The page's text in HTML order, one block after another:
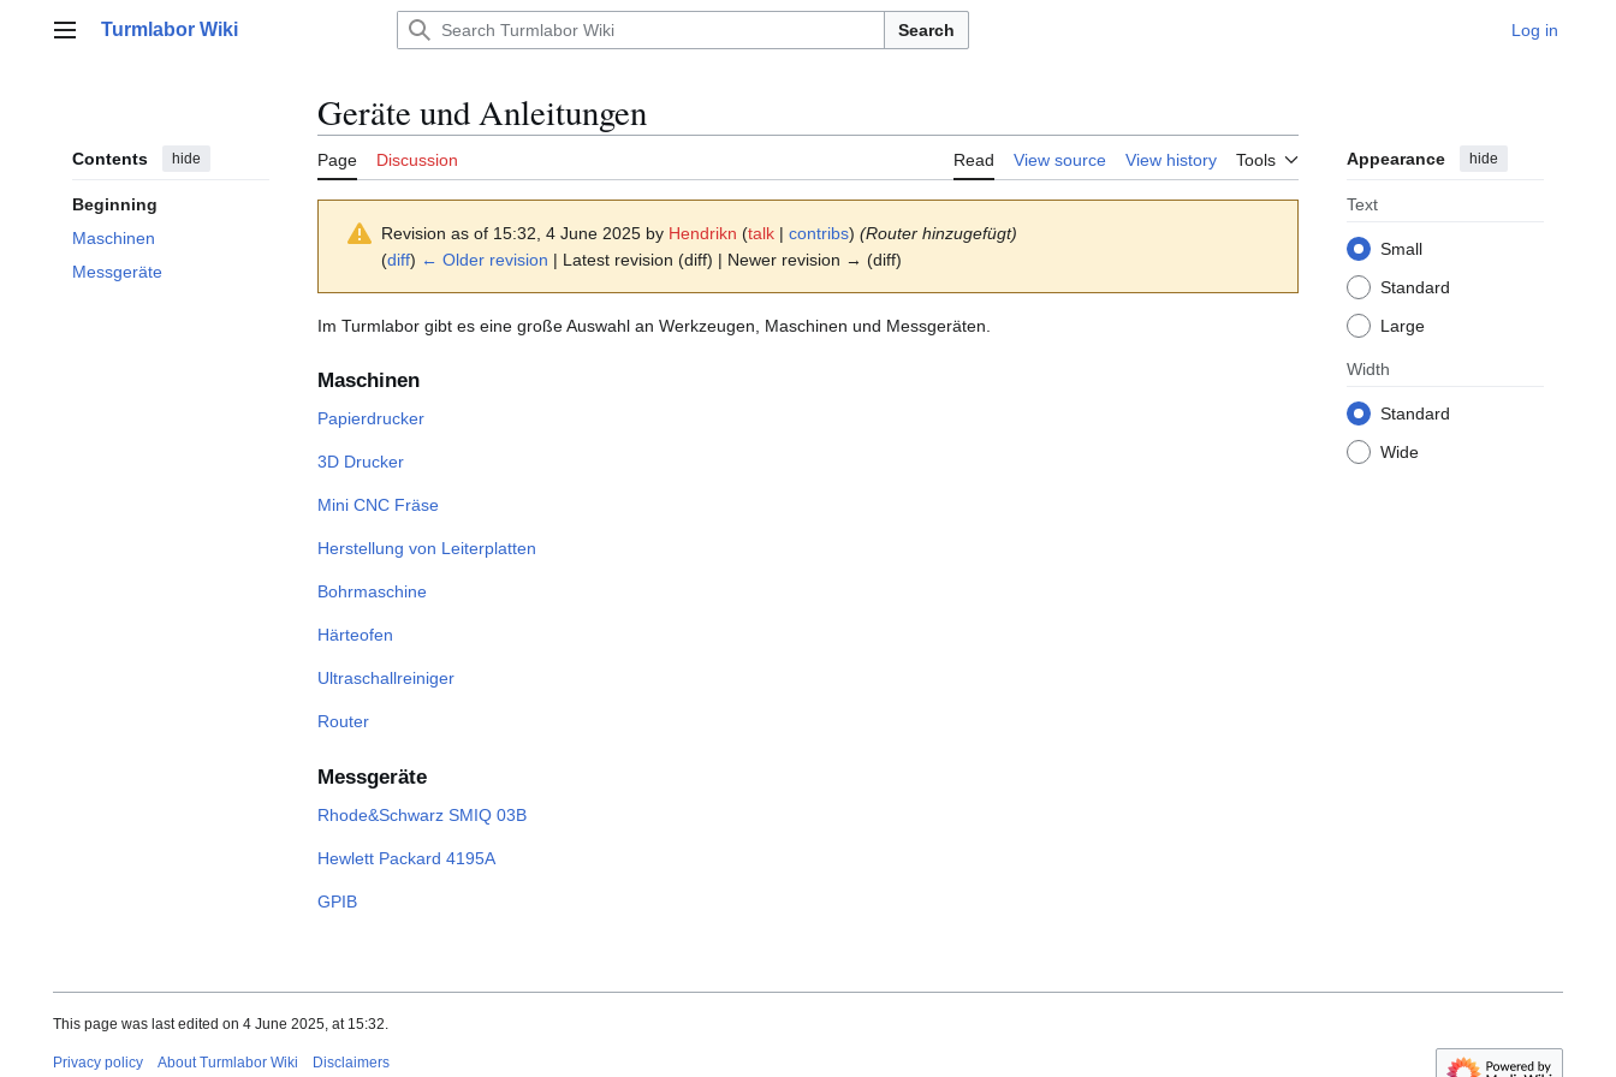
Main menu
Turmlabor Wiki Search Log in
Contents hide
Beginning
Maschinen
Messgeräte
Geräte und Anleitungen
Page Discussion Read View source View history Tools Appearance hide
Text
Small
Standard
Large
Width
Standard
Wide
Revision as of 15:32, 4 June 2025 by Hendrikn (talk | contribs) (Router hinzugefügt)
(diff) ← Older revision | Latest revision (diff) | Newer revision → (diff)
Im Turmlabor gibt es eine große Auswahl an Werkzeugen, Maschinen und Messgeräten.
Maschinen
Papierdrucker
3D Drucker
Mini CNC Fräse
Herstellung von Leiterplatten
Bohrmaschine
Härteofen
Ultraschallreiniger
Router
Messgeräte
Rhode&Schwarz SMIQ 03B
Hewlett Packard 4195A
GPIB
This page was last edited on 4 June 2025, at 15:32.
Privacy policy About Turmlabor Wiki Disclaimers